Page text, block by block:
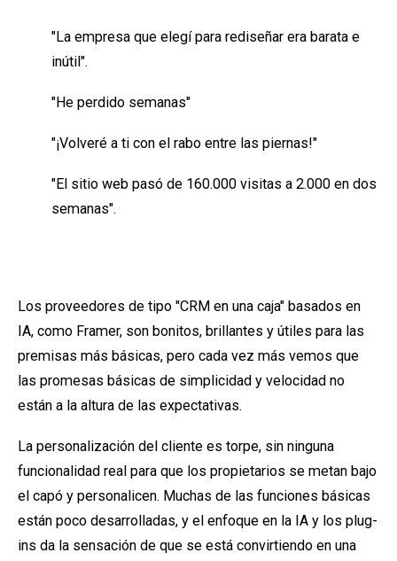
"La empresa que elegí para rediseñar era barata e
inútil".
"He perdido semanas"
"¡Volveré a ti con el rabo entre las piernas!"
"El sitio web pasó de 160.000 visitas a 2.000 en dos
semanas".
Los proveedores de tipo "CRM en una caja" basados en
IA, como Framer, son bonitos, brillantes y útiles para las
premisas más básicas, pero cada vez más vemos que
las promesas básicas de simplicidad y velocidad no
están a la altura de las expectativas.
La personalización del cliente es torpe, sin ninguna
funcionalidad real para que los propietarios se metan bajo
el capó y personalicen. Muchas de las funciones básicas
están poco desarrolladas, y el enfoque en la IA y los plug-
ins da la sensación de que se está convirtiendo en una